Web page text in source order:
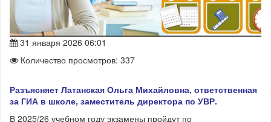
31 января 2026 06:01
Количество просмотров: 337
Разъясняет Латанская Ольга Михайловна, ответственная
за ГИА в школе, заместитель директора по УВР.
В 2025/26 учебном году экзамены пройдут по